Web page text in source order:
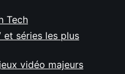
Tech
et séries les plus
vidéo majeurs